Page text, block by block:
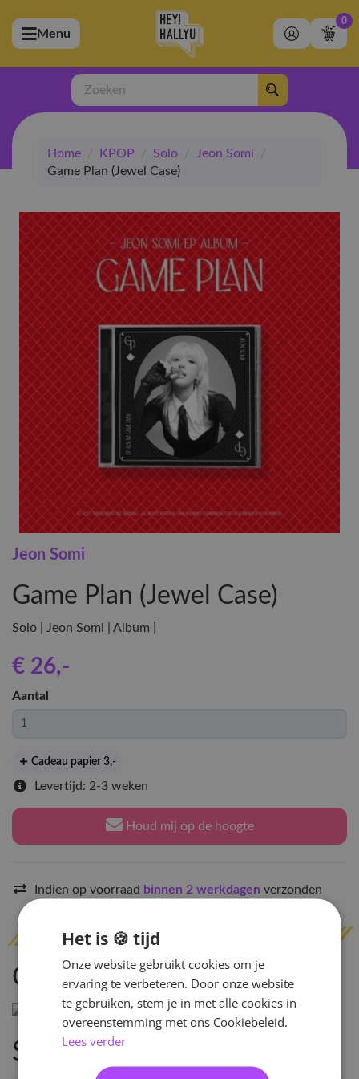
(Artiesten)
(Merchandise)
(Exclusive)
(Winkel)
Menu
0
Zoeken
Home / KPOP / Solo / Jeon Somi
/
Game Plan (Jewel Case)
Jeon Somi
Game Plan (Jewel Case)
Solo | Jeon Somi | Album |
€ 26,-
Aantal
Cadeau papier 3,-
Levertijd: 2-3 weken
Houd mij op de hoogte
Indien op voorraad binnen 2 werkdagen verzonden
Omschrijving
Specificaties
Het is 🍪 tijd
Onze website gebruikt cookies om je
ervaring te verbeteren. Door onze website
te gebruiken, stem je in met alle cookies in
overeenstemming met ons Cookiebeleid.
Lees verder